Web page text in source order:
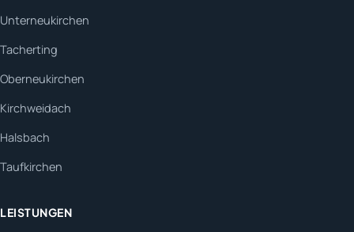
Unterneukirchen
Tacherting
Oberneukirchen
Kirchweidach
Halsbach
Taufkirchen
LEISTUNGEN